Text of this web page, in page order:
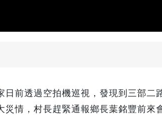
日前透過空拍機巡視，發現到三部二
災情，村長趕緊通報鄉長葉銘豐前來